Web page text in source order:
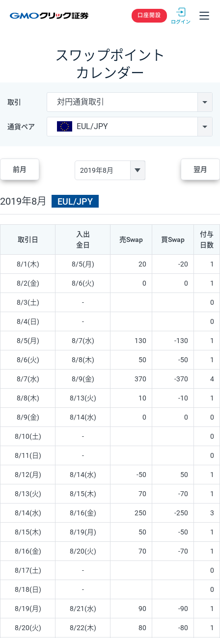
GMOクリック
口座開設
スワップポイント
カレンダー
取引 対円通貨取引
通貨ペア EUL/JPY
前月 翌月
2019年8月 EUL/JPY
取引日
入出
金日
売Swap 買Swap
付与
日数
8/1(木) 8/5(月) 20 -20 1
8/2(金) 8/6(火) 0 0 1
8/3(土) - 0
8/4(日) - 0
8/5(月) 8/7(水) 130 -130 1
8/6(火) 8/8(木) 50 -50 1
8/7(水) 8/9(金) 370 -370 4
8/8(木) 8/13(火) 10 -10 1
8/9(金) 8/14(水) 0 0 0
8/10(土) - 0
8/11(日) - 0
8/12(月) 8/14(水) -50 50 1
8/13(火) 8/15(木) 70 -70 1
8/14(水) 8/16(金) 250 -250 3
8/15(木) 8/19(月) 50 -50 1
8/16(金) 8/20(火) 70 -70 1
8/17(土) - 0
8/18(日) - 0
8/19(月) 8/21(水) 90 -90 1
8/20(火) 8/22(木) 80 -80 1